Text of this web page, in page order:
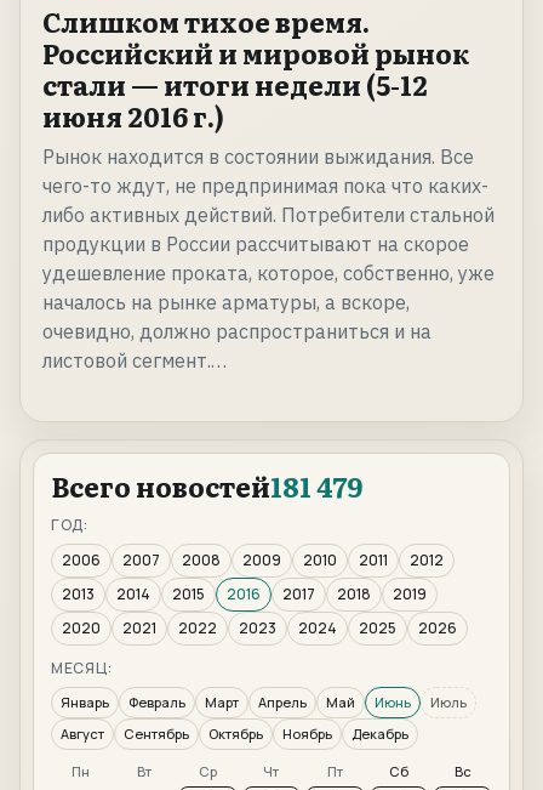
Слишком тихое время.
Российский и мировой рынок
стали — итоги недели (5-12
июня 2016 г.)
Рынок находится в состоянии выжидания. Все
чего-то ждут, не предпринимая пока что каких-
либо активных действий. Потребители стальной
продукции в России рассчитывают на скорое
удешевление проката, которое, собственно, уже
началось на рынке арматуры, а вскоре,
очевидно, должно распространиться и на
листовой сегмент.…
Всего новостей181 479
ГОД:
2006
2007 2008 2009 2010 2011
2012
2013
2014 2015 2016 2017 2018
2019
2020
2021 2022 2023 2024 2025
2026
МЕСЯЦ:
Январь Февраль Март Апрель Май Июнь
Июль
Август
Сентябрь Октябрь Ноябрь Декабрь
Пн Вт Ср Чт Пт Сб Вс